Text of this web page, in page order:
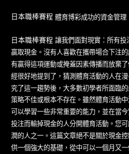
日本職棒賽程體育博彩成功的資金管理
日本職棒賽程 讓我們面對現實：所有
贏取現金。沒有人喜歡在攜帶場合下注
有贏得這項運動或掩蓋因素傳播而放棄
經很好地提到了，猜測體育活動的人在
究了這一趨勢後，大多數初學者所面臨
策略不佳或根本不存在。雖然體育活動
可以學習一些非常重要的能力，並在當
投注而輸掉現金的人分開體育活動。您
潤的人之一。這篇文章絕不是關於現金
供一個強大的基礎，從中可以一個月又